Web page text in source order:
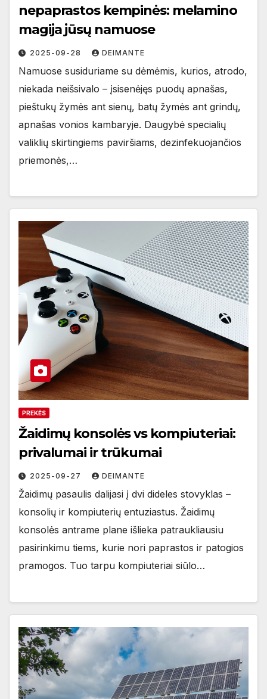
nepaprastos kempinės: melamino
magija jūsų namuose
2025-09-28 DEIMANTE
Namuose susiduriame su dėmėmis, kurios, atrodo,
niekada neišsivalo – įsisenėjęs puodų apnašas,
pieštukų žymės ant sienų, batų žymės ant grindų,
apnašas vonios kambaryje. Daugybė specialių
valiklių skirtingiems paviršiams, dezinfekuojančios
priemonės,…
PREKĖS
Žaidimų konsolės vs kompiuteriai:
privalumai ir trūkumai
2025-09-27 DEIMANTE
Žaidimų pasaulis dalijasi į dvi dideles stovyklas –
konsolių ir kompiuterių entuziastus. Žaidimų
konsolės antrame plane išlieka patraukliausiu
pasirinkimu tiems, kurie nori paprastos ir patogios
pramogos. Tuo tarpu kompiuteriai siūlo…